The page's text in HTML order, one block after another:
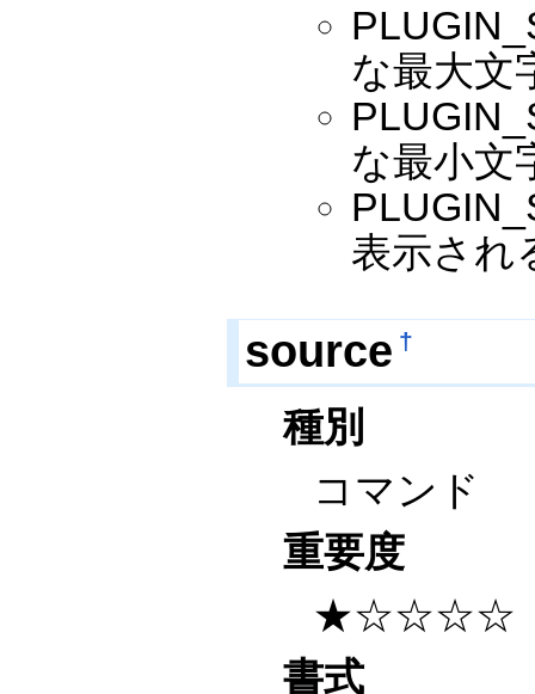
な最大文
な最小文
表示され
source †
種別
コマンド
重要度
★☆☆☆☆
書式